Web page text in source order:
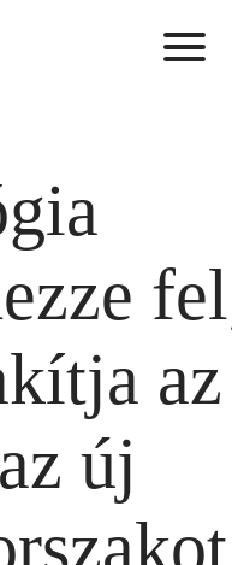
az
új